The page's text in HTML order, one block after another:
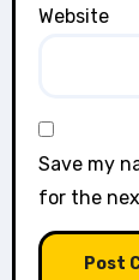
Website
Save my
for the